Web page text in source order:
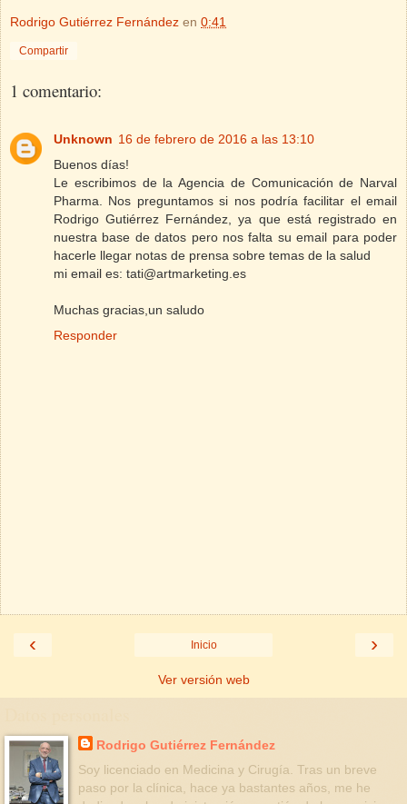
Rodrigo Gutiérrez Fernández en 0:41
Compartir
1 comentario:
Unknown 16 de febrero de 2016 a las 13:10
Buenos días!
Le escribimos de la Agencia de Comunicación de Narval
Pharma. Nos preguntamos si nos podría facilitar el email
Rodrigo Gutiérrez Fernández, ya que está registrado en
nuestra base de datos pero nos falta su email para poder
hacerle llegar notas de prensa sobre temas de la salud
mi email es: tati@artmarketing.es
Muchas gracias,un saludo
Responder
‹ ›
Inicio
Ver versión web
Rodrigo Gutiérrez Fernández
Soy licenciado en Medicina y Cirugía. Tras un breve
paso por la clínica, hace ya bastantes años, me he